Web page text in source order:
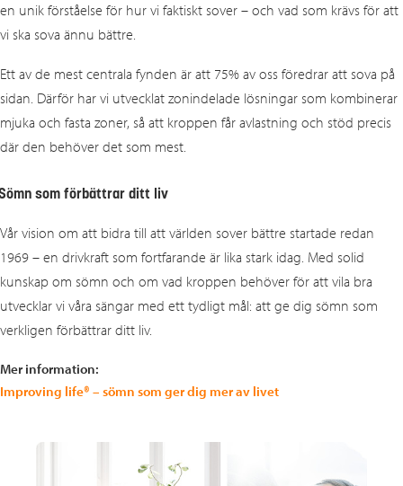
en unik förståelse för hur vi faktiskt sover – och vad som krävs för att
vi ska sova ännu bättre.
Ett av de mest centrala fynden är att 75% av oss föredrar att sova på
sidan. Därför har vi utvecklat zonindelade lösningar som kombinerar
mjuka och fasta zoner, så att kroppen får avlastning och stöd precis
där den behöver det som mest.
som förbättrar ditt liv
Vår vision om att bidra till att världen sover bättre startade redan
1969 – en drivkraft som fortfarande är lika stark idag. Med solid
kunskap om sömn och om vad kroppen behöver för att vila bra
utvecklar vi våra sängar med ett tydligt mål: att ge dig sömn som
verkligen förbättrar ditt liv.
Mer information:
Improving life® – sömn som ger dig mer av livet